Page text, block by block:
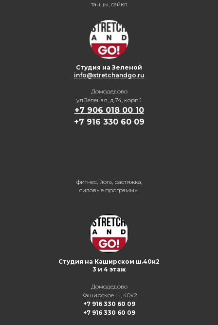
танцы, сайкл
Студия на Зеленой
info@stretchandgo.ru
Домодедово
ул.Зеленая, д.74, корп.1
+7 906 018 00 10
+7 916 330 60 09
фитнес, йога, растяжка,
силовые программы
Студия на Каширском ш.40к2
3 и 4 этаж
Домодедово
Каширское ш, 40к2
+7 916 330 60 09
+7 916 330 60 09